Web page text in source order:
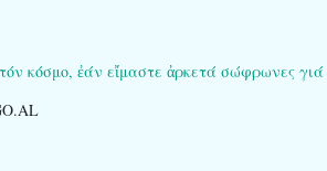
κόσμο, ἐάν εἴμαστε ἀρκετά σώφρωνες γιά